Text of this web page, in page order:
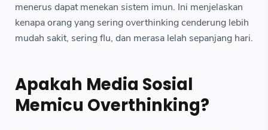
menerus dapat menekan sistem imun. Ini menjelaskan
kenapa orang yang sering overthinking cenderung lebih
mudah sakit, sering flu, dan merasa lelah sepanjang hari.
Apakah Media Sosial
Memicu Overthinking?